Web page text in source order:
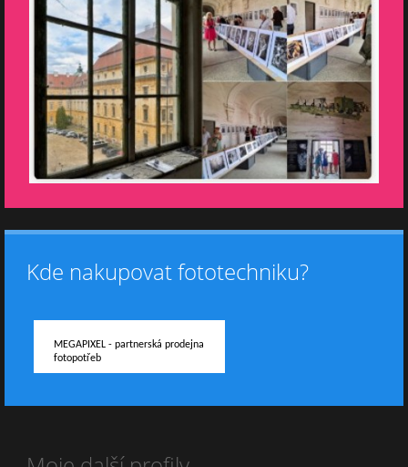
Kde nakupovat fototechniku?
MEGAPIXEL - partnerská prodejna
fotopotřeb